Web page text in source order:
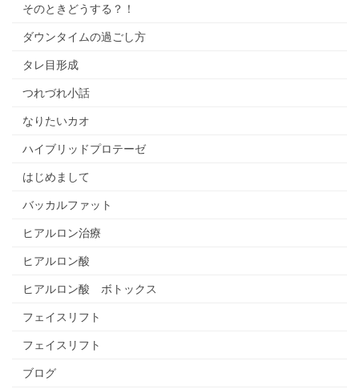
そのときどうする？！
ダウンタイムの過ごし方
タレ目形成
つれづれ小話
なりたいカオ
ハイブリッドプロテーゼ
はじめまして
バッカルファット
ヒアルロン治療
ヒアルロン酸
ヒアルロン酸 ボトックス
フェイスリフト
フェイスリフト
ブログ